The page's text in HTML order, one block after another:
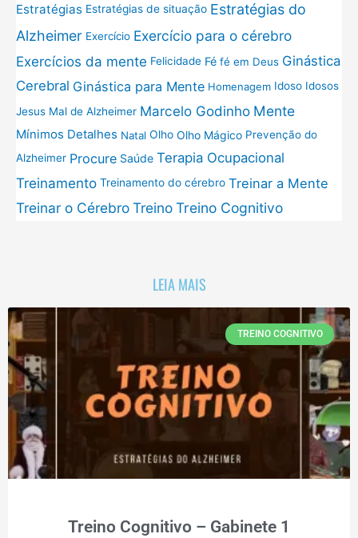
Estratégias Estratégias de situação Estratégias do
Alzheimer Exercício Exercício para o cérebro
Exercícios da mente Felicidade Fé fé em Deus Ginástica
Cerebral Ginástica para Mente Homenagem Idoso Idosos
Jesus Mal de Alzheimer Marcelo Godinho Mente
Mínimos Detalhes Natal Olho Olho Mágico Prevenção do
Alzheimer Procure Saúde Terapia Ocupacional
Treinamento Treinamento do cérebro Treinar a Mente
Treinar o CérebroTreinoTreino Cognitivo
LEIA MAIS
TREINO COGNITIVO
Treino Cognitivo – Gabinete 1